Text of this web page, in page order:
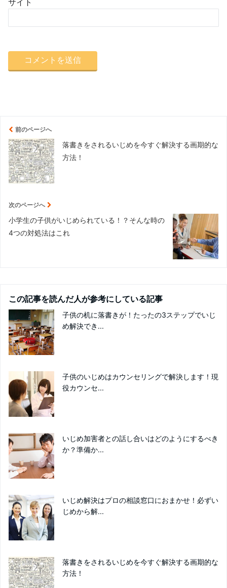
前のページへ
落書きをされるいじめを今すぐ解決する画期的な
方法！
次のページへ
小学生の子供がいじめられている！？そんな時の
4つの対処法はこれ
この記事を読んだ人が参考にしている記事
子供の机に落書きが！たったの3ステップでいじ
め解決でき...
子供のいじめはカウンセリングで解決します！現
役カウンセ...
いじめ加害者との話し合いはどのようにするべき
か？準備か...
いじめ解決はプロの相談窓口におまかせ！必ずい
じめから解...
落書きをされるいじめを今すぐ解決する画期的な
方法！